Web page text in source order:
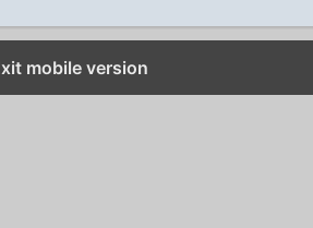
mobile version